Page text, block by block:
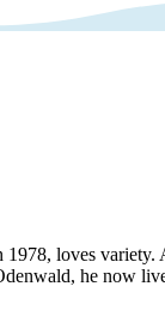
1978, loves
he now